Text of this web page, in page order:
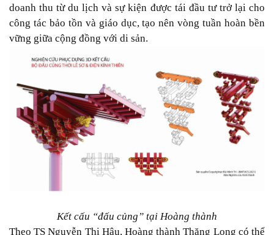
doanh thu từ du lịch và sự kiện được tái đầu tư trở lại cho
công tác bảo tồn và giáo dục, tạo nên vòng tuần hoàn bền
vững giữa cộng đồng với di sản.
Kết cấu “đấu củng” tại Hoàng thành
Theo TS Nguyễn Thị Hậu, Hoàng thành Thăng Long có thể